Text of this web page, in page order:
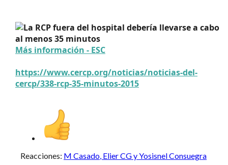
Más información - ESC
https://www.cercp.org/noticias/noticias-del-
cercp/338-rcp-35-minutos-2015
Reacciones: M Casado, Elier CGyYosisnel Consuegra